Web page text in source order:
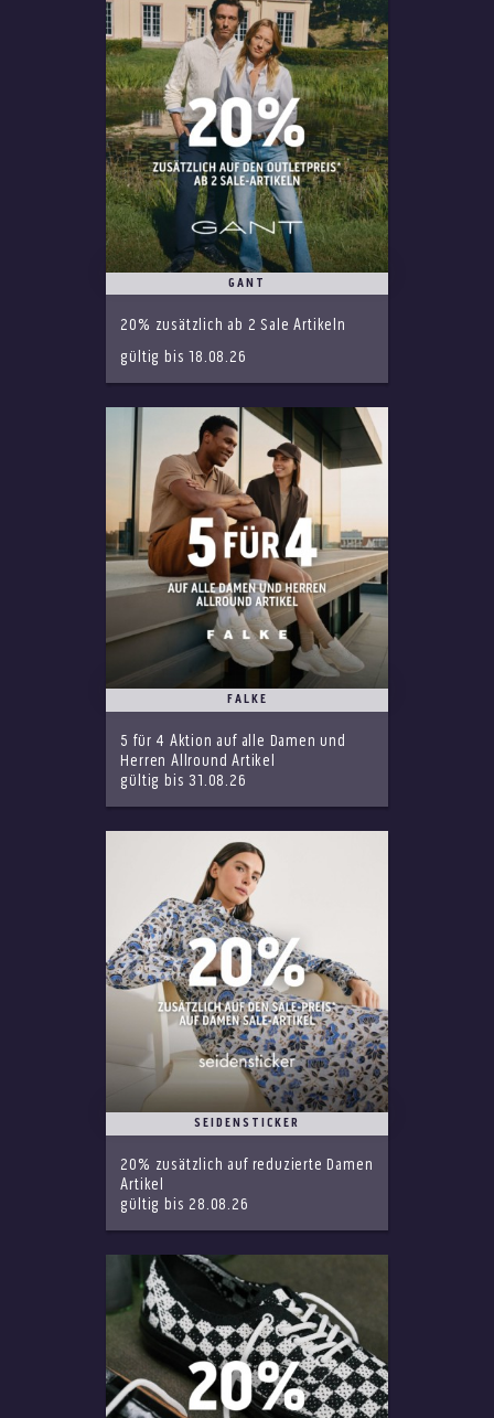
GANT
20% zusätzlich ab 2 Sale Artikeln
gültig bis 18.08.26
FALKE
5 für 4 Aktion auf alle Damen und
Herren Allround Artikel
gültig bis 31.08.26
SEIDENSTICKER
20% zusätzlich auf reduzierte Damen
Artikel
gültig bis 28.08.26